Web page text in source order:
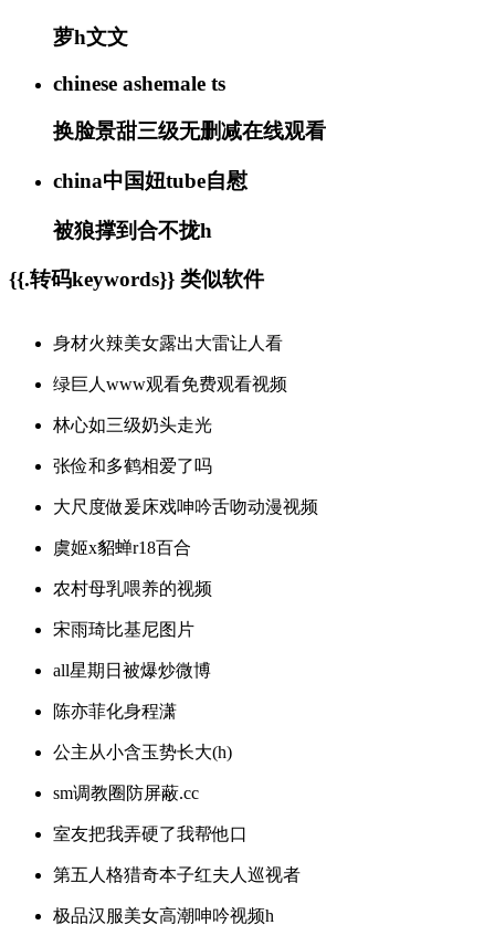
萝h文文
chinese ashemale ts
换脸景甜三级无删减在线观看
china中国妞tube自慰
被狼撑到合不拢h
{{.转码keywords}} 类似软件
身材火辣美女露出大雷让人看
绿巨人www观看免费观看视频
林心如三级奶头走光
张俭和多鹤相爱了吗
大尺度做爰床戏呻吟舌吻动漫视频
虞姬x貂蝉r18百合
农村母乳喂养的视频
宋雨琦比基尼图片
all星期日被爆炒微博
陈亦菲化身程潇
公主从小含玉势长大(h)
sm调教圈防屏蔽.cc
室友把我弄硬了我帮他口
第五人格猎奇本子红夫人巡视者
极品汉服美女高潮呻吟视频h